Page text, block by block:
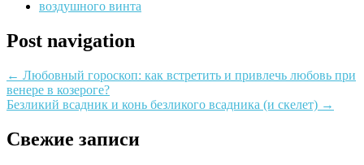
воздушного винта
Post navigation
← Любовный гороскоп: как встретить и привлечь любовь при
венере в козероге?
Безликий всадник и конь безликого всадника (и скелет) →
Свежие записи